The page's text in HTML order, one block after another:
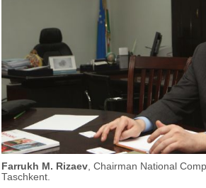
Farrukh M. Rizaev , Chairman National
Taschkent.